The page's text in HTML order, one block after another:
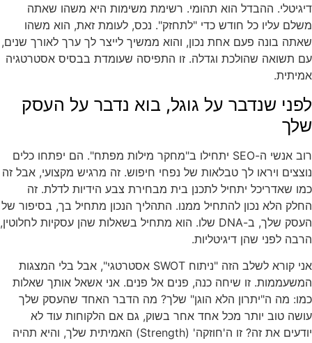
דיגיטלי. ההבדל הוא תהומי. רשימת משימות היא משהו שאתה
משלם עליו כל חודש כדי "לתחזק". נכס, לעומת זאת, הוא משהו
שאתה בונה פעם אחת נכון, והוא ממשיך לייצר לך ערך לאורך שנים,
עם תשואה שהולכת וגדלה. זו התפיסה שעומדת בבסיס אסטרטגיה
אמיתית.
לפני שנדבר על גוגל, בוא נדבר על העסק
שלך
רוב אנשי ה-SEO יתחילו ב"מחקר מילות מפתח". הם יפתחו כלים
נוצצים ויראו לך טבלאות של נפחי חיפוש. זה מרגיש מקצועי, אבל זה
כמו שאדריכל יתחיל לתכנן בית מבחירת צבע הידיות לדלת. זה
החלק הלא נכון להתחיל ממנו. התהליך הנכון מתחיל בך, בסיפור של
העסק שלך, ב-DNA שלו. הוא מתחיל בשאלות שהן עסקיות לחלוטין,
הרבה לפני שהן דיגיטליות.
אני קורא לשלב הזה "ניתוח SWOT אסטרטגי", אבל בלי המצגות
המשעממות. זו שיחה כנה, פנים אל פנים. אני אשאל אותך שאלות
כמו: מה ה"יתרון הלא הוגן" שלך? מה הדבר האחד שהעסק שלך
עושה טוב יותר מכל אחד אחר בשוק, גם אם הלקוחות עוד לא
יודעים את זה? זו ה'חוזקה' (Strength) האמיתית שלך, והיא תהיה